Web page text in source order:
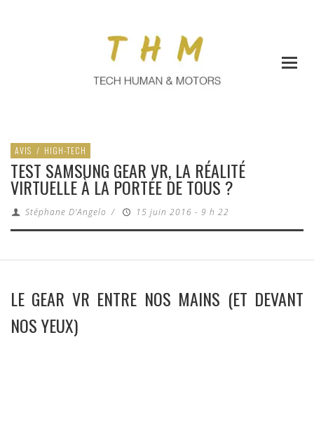
AVIS / HIGH-TECH
TEST SAMSUNG GEAR VR, LA RÉALITÉ
VIRTUELLE À LA PORTÉE DE TOUS ?
Stéphane D'Angelo / 15 juin 2016 - 9 h 22
LE GEAR VR ENTRE NOS MAINS (ET DEVANT
NOS YEUX)